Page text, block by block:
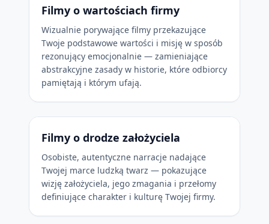
Filmy o wartościach firmy
Wizualnie porywające filmy przekazujące
Twoje podstawowe wartości i misję w sposób
rezonujący emocjonalnie — zamieniające
abstrakcyjne zasady w historie, które odbiorcy
pamiętają i którym ufają.
Filmy o drodze założyciela
Osobiste, autentyczne narracje nadające
Twojej marce ludzką twarz — pokazujące
wizję założyciela, jego zmagania i przełomy
definiujące charakter i kulturę Twojej firmy.